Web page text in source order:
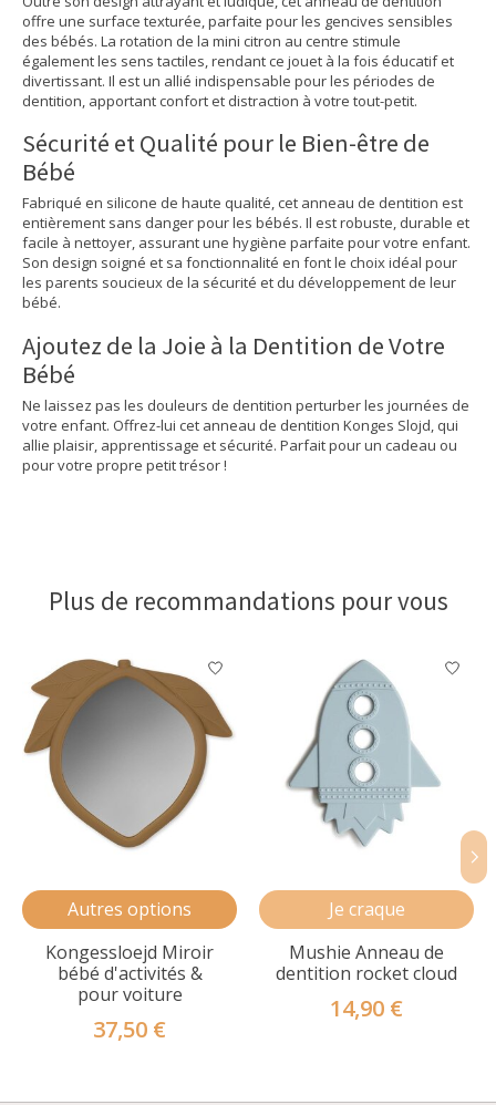
offre une surface texturée, parfaite pour les gencives sensibles
des bébés. La rotation de la mini citron au centre stimule
également les sens tactiles, rendant ce jouet à la fois éducatif et
divertissant. Il est un allié indispensable pour les périodes de
dentition, apportant confort et distraction à votre tout-petit.
Sécurité et Qualité pour le Bien-être de
Bébé
Fabriqué en silicone de haute qualité, cet anneau de dentition est
entièrement sans danger pour les bébés. Il est robuste, durable et
facile à nettoyer, assurant une hygiène parfaite pour votre enfant.
Son design soigné et sa fonctionnalité en font le choix idéal pour
les parents soucieux de la sécurité et du développement de leur
bébé.
Ajoutez de la Joie à la Dentition de Votre
Bébé
Ne laissez pas les douleurs de dentition perturber les journées de
votre enfant. Offrez-lui cet anneau de dentition Konges Slojd, qui
allie plaisir, apprentissage et sécurité. Parfait pour un cadeau ou
pour votre propre petit trésor !
Plus de recommandations pour vous
Articles du carrousel de produits
Autres options
Kongessloejd Miroir
bébé d'activités &
pour voiture
37,50 €
Je craque
Mushie Anneau de
dentition rocket cloud
14,90 €